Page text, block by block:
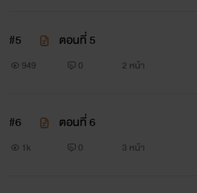
#5 ตอนที่ 5
949 0 2 หน้า
#6 ตอนที่ 6
1k 0 3 หน้า